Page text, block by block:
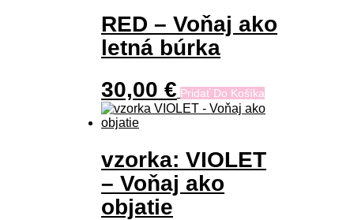
RED – Voňaj ako
letná búrka
30,00 € Pridať Do Košíka
vzorka: VIOLET
– Voňaj ako
objatie